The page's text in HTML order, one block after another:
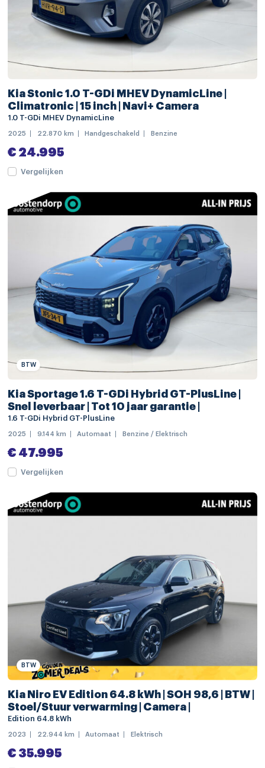
buitenspiegels elektrisch verstelbaar
buitenspiegels in carrosseriekleur
dakrails
dimlichten automatisch
extra getint glas
keyless entry
LED dagrijverlichting
regensensor
Apple Carplay/Android Auto
navigatiesysteem full map
audio installatie premium
Bluetooth telefoonvoorbereiding
draadloze telefoonlader
multimedia-voorbereiding
achterbank verwarmd
voorstoelen verwarmd
bestuurdersstoel in hoogte verstelbaar
binnenspiegel automatisch dimmend
elektrische ramen achter
elektrische ramen voor
elektrisch verstelb. bestuurdersstoel met geheugen
keyless start
lederen stuurwiel
lederen versnellingspook
passagiersstoel in hoogte verstelbaar
Kia Stonic 1.0 T-GDi MHEV DynamicLine |
Climatronic | 15 inch | Navi+ Camera
1.0 T-GDi MHEV DynamicLine
2025 22.870 km Handgeschakeld Benzine
€ 24.995
Vergelijken
BTW
Kia Sportage 1.6 T-GDi Hybrid GT-PlusLine |
Snel leverbaar | Tot 10 jaar garantie |
1.6 T-GDi Hybrid GT-PlusLine
2025 9.144 km Automaat Benzine / Elektrisch
€ 47.995
Vergelijken
BTW
Kia Niro EV Edition 64.8 kWh | SOH 98,6 | BTW |
Stoel/Stuur verwarming | Camera |
Edition 64.8 kWh
2023 22.944 km Automaat Elektrisch
€ 35.995